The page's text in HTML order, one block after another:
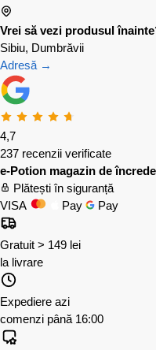
Vrei să vezi produsul
Sibiu, Dumbrăvii
Adresă →
4,7
237 recenzii verificate
e-Potion magazin de
Plătești în siguranță
VISA
Pay Pay
Gratuit > 149 lei
la livrare
Expediere azi
comenzi până 16:00